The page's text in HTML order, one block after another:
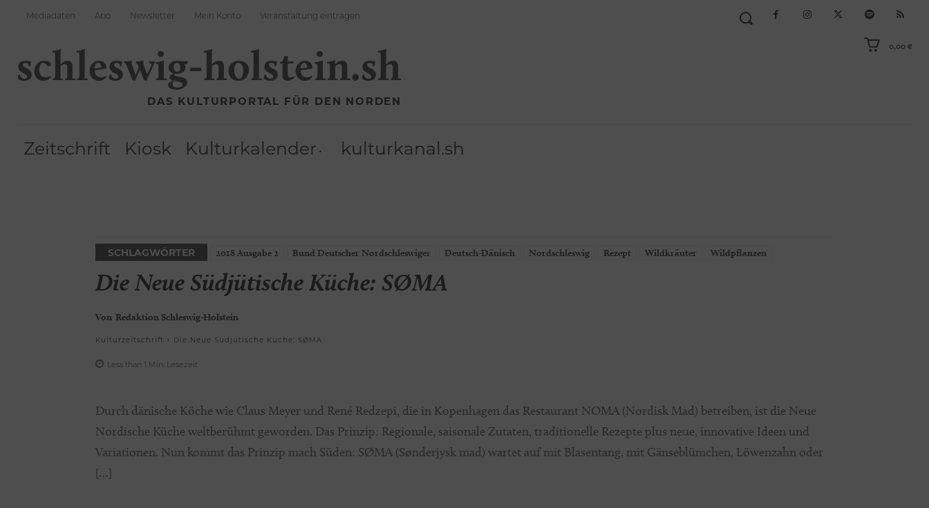
Mediadaten Abo Newsletter Mein Konto Veranstaltung eintragen
schleswig-holstein.sh
DAS KULTURPORTAL FÜR DEN NORDEN
0,00 €
Zeitschrift Kiosk Kulturkalender kulturkanal.sh
SCHLAGWÖRTER 2018 Ausgabe 2 Bund Deutscher Nordschleswiger Deutsch-Dänisch Nordschleswig Rezept Wildkräuter Wildpflanzen
Die Neue Südjütische Küche: SØMA
Von Redaktion Schleswig-Holstein
Kulturzeitschrift Die Neue Südjütische Küche: SØMA
Less than 1 Min. Lesezeit
Durch dänische Köche wie Claus Meyer und René Redzepi, die in Kopenhagen das Restaurant NOMA (Nordisk Mad) betreiben, ist die Neue
Nordische Küche weltberühmt geworden. Das Prinzip: Regionale, saisonale Zutaten, traditionelle Rezepte plus neue, innovative Ideen und
Variationen. Nun kommt das Prinzip mach Süden: SØMA (Sønderjysk mad) wartet auf mit Blasentang, mit Gänseblümchen, Löwenzahn oder
[…]